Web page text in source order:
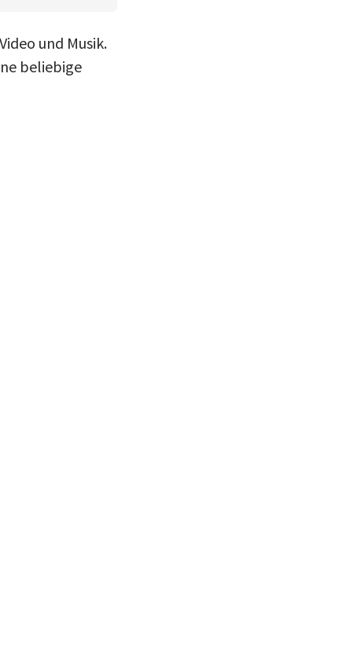
und Musik.
beliebige